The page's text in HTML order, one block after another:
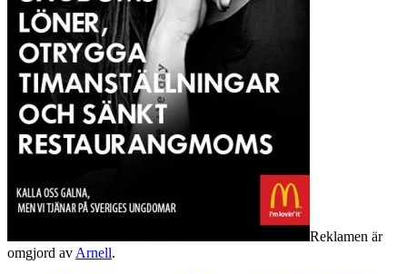
Reklamen är
omgjord av Arnell.